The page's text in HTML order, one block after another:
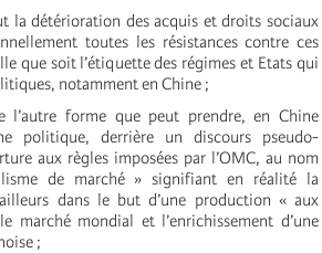
la détérioration des acquis et droits sociaux
toutes les résistances contre ces
que soit l’étiquette des régimes et Etats qui
notamment en Chine ;
l’autre forme que peut prendre, en Chine
politique, derrière un discours pseudo-
aux règles imposées par l’OMC, au nom
de marché » signifiant en réalité la
dans le but d’une production « aux
marché mondial et l’enrichissement d’une
;